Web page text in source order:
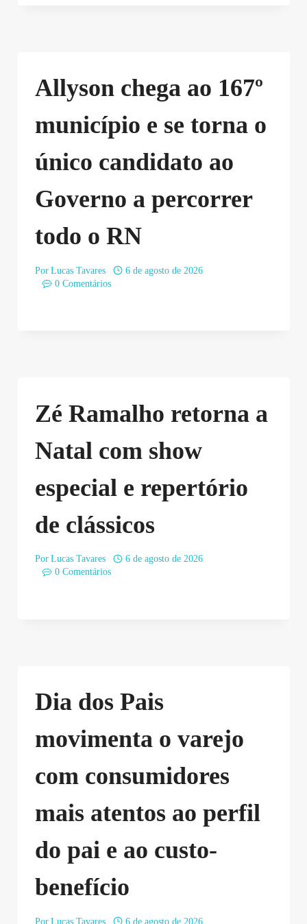
Allyson chega ao 167º
município e se torna o
único candidato ao
Governo a percorrer
todo o RN
Por Lucas Tavares
6 de agosto de 2026
0 Comentários
Zé Ramalho retorna a
Natal com show
especial e repertório
de clássicos
Por Lucas Tavares
6 de agosto de 2026
0 Comentários
Dia dos Pais
movimenta o varejo
com consumidores
mais atentos ao perfil
do pai e ao custo-
benefício
Por Lucas Tavares 6 de agosto de 2026